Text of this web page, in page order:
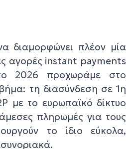
διαμορφώνει πλέον μία
αγορές instant payments
2026 προχωράμε στο
τη διασύνδεση σε 1η
με το ευρωπαϊκό δίκτυο
πληρωμές για τους
το ίδιο εύκολα,